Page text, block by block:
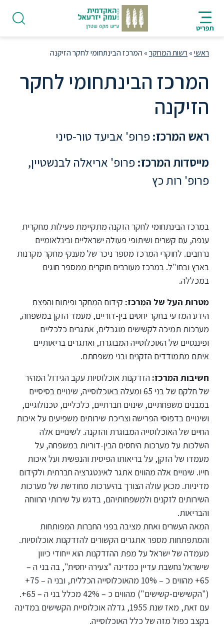
לתוכן
מרכזי
העמוד
תפריט
AR
פודקאסט
אודות
תואר
ראשון
ללימודי
אנגלית
ועברית
תואר
המרכז
הקדם
אקדמי
לימודי
חוץ
והמשך
מתעניינים
סטודנטים
בוגרים
סגל
שכר
לימוד
מחקר
והוראה
ראשי» רשות המחקר» המרכז הבינתחומי לחקר הזיקנה
המרכז הבינתחומי לחקר
הזיקנה
ראש המרכז:פרופ' אביעד טור-סיני
מייסדות המרכז:פרופ' אריאלה לבנשטיין,
פרופ' רות כץ
במרכז הבינתחומי לחקר הזקנה מתקיימת פעילות מחקרית
ענפה, עם קשרים ושיתופי פעולה ישראליים ובינלאומיים
נרחבים. לחוקרי המרכז מספר ניכר של מענקי מחקר מקרנות
בארץ ובחו"ל. במרכז מעורבים חוקרים ממספר חוגים
במכללה.
מטרות העל של המרכז: קידום המחקר ופיתוח והפצת
הידע המדעי בחקר יחסים בין-דוריים, מעמד הזקן במשפחה,
מערכות תמיכה לקשישים מוגבלים, אתגרים כלכליים
ופיננסיים של האוכלוסייה המבוגרת, ואתגרים בריאותיים
איתם מתמודדים הזקנים ובני משפחתם.
חשיבות המרכז: הזדקנות אוכלוסיות עקב הגידול המהיר
של חלקם של בני 65 ומעלה באוכלוסייה, שינויים בסיסיים
במבנים משפחתיים, שינוים חברתיים, כלכליים, טכנולוגיים,
ושינויים בדפוסי הפרישה וצריכת שירותים משפיעים על איכות
החיים של האוכלוסייה המבוגרת והזקנה. לשינויים אלה
השלכות על מערכות היחסים הבין-דוריות במשפחה, על
מעמדו של הזקן, על בריאותו הפיסית והנפשית ועל איכות
חייו. שינויים אלה מהווים אתגר לאינטגרציה חברתית ולקידום
מדיניות. מכאן עולה הצורך בהיערכות מחודשת של מערכות
השירותים לזקנים ולמשפחותיהם, בדגש על שירותי הרווחה
והבריאות.
המאה העשרים ואחת מציבה בפני החברות המפותחות
והמתפתחות מספר אתגרים הקשורים להזדקנות אוכלוסיות.
מעמדה של ישראל על מפת ההזדקנות הוא ייחודי כיוון
שישראל נחשבת עדיין כמדינה "צעירה יחסית", בה בני ה –
65+ מהווים כ – 10% מהאוכלוסייה הכללית, ובני ה – 75+
("הקשישים-קשישים") מהווים כ – 42% מכלל בני ה – 65+.
עם זאת, מאז שנת 1955, גדלה אוכלוסיית הקשישים במדינה
בקצב כפול מזה של כלל האוכלוסייה.